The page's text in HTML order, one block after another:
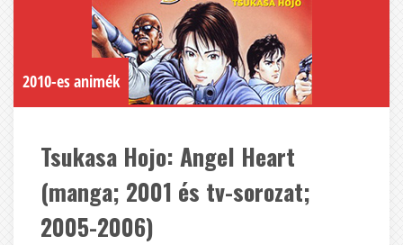
2010-es animék
Tsukasa Hojo: Angel Heart
(manga; 2001 és tv-sorozat;
2005-2006)